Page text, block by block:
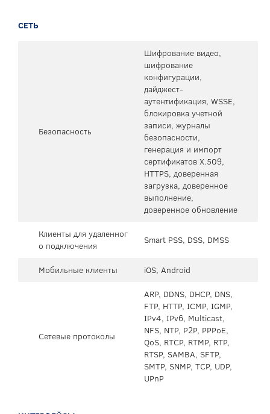
СЕТЬ
Безопасность
Шифрование видео,
шифрование
конфигурации,
дайджест-
аутентификация, WSSE,
блокировка учетной
записи, журналы
безопасности,
генерация и импорт
сертификатов X.509,
HTTPS, доверенная
загрузка, доверенное
выполнение,
доверенное обновление
Клиенты для удаленног
о подключения
Smart PSS, DSS, DMSS
Мобильные клиенты iOS, Android
Сетевые протоколы
ARP, DDNS, DHCP, DNS,
FTP, HTTP, ICMP, IGMP,
IPv4, IPv6, Multicast,
NFS, NTP, P2P, PPPoE,
QoS, RTCP, RTMP, RTP,
RTSP, SAMBA, SFTP,
SMTP, SNMP, TCP, UDP,
UPnP